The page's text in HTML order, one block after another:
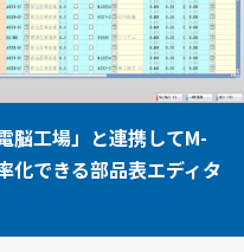
脳工場」と連携してM-
化できる部品表エディタ